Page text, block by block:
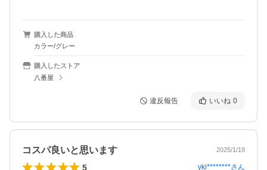
購入した商品
カラー/グレー
購入したストア
八番屋
違反報告 いいね 0
コスパ良いと思います 2025/1/19
5 yki********さん